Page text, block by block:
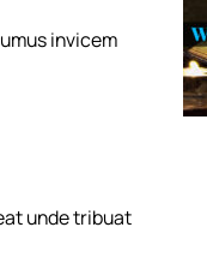
invicem
unde tribuat